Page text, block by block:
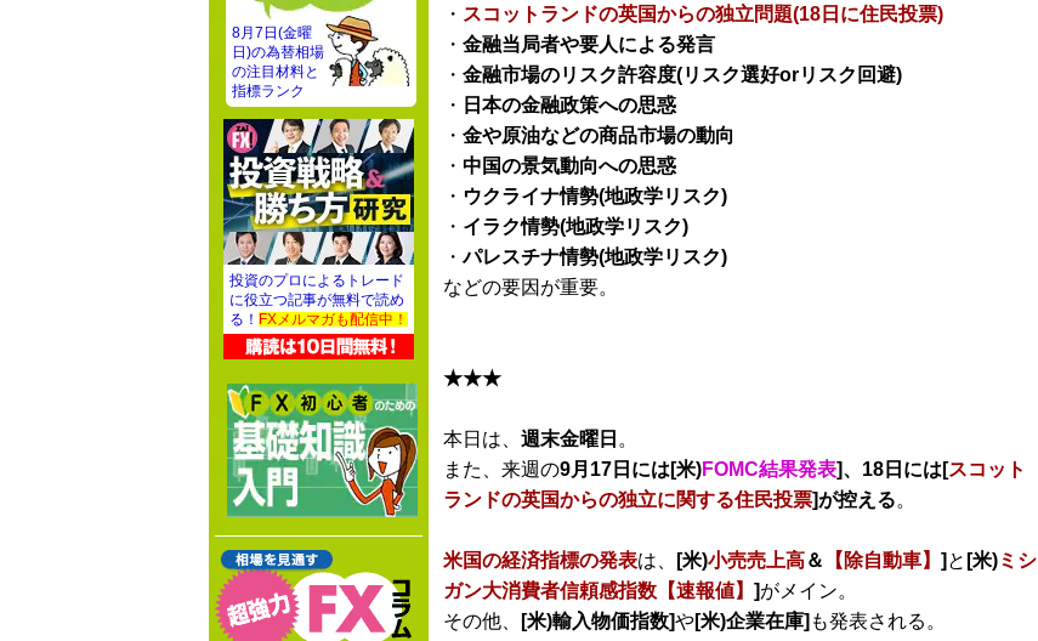
・ スコットランドの英国からの独立問題(18日に住民投票)
・ 金融当局者や要人による発言
・ 金融市場のリスク許容度(リスク選好orリスク回避)
・ 日本の金融政策への思惑
・ 金や原油などの商品市場の動向
・ 中国の景気動向への思惑
・ ウクライナ情勢(地政学リスク)
・ イラク情勢(地政学リスク)
・パレスチナ情勢(地政学リスク)
などの要因が重要。
★★★
本日は、 週末金曜日 。
また、来週の9月17日には[米)FOMC結果発表]、18日には[スコット
ランドの英国からの独立に関する住民投票]が控える。
米国の経済指標の発表は、 [米)小売売上高＆ 【除自動車】 ] と [米)ミシ
ガン大消費者信頼感指数【速報値】 ]がメイン。
その他、
[米)輸入物価指数]や[米)企業在庫] も発表される。
8月7日(金曜
日)の為替相場
の注目材料と
指標ランク
投資のプロによるトレード
に役立つ記事が無料で読め
る！ FXメルマガも配信中！